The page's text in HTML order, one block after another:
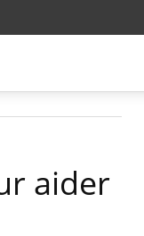
aider